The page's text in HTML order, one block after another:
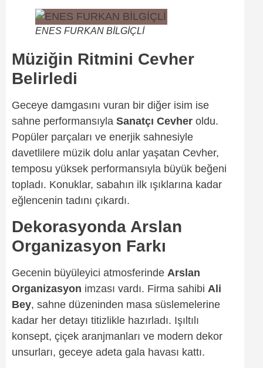
ENES FURKAN BİLGİÇLİ
Müziğin Ritmini Cevher
Belirledi
Geceye damgasını vuran bir diğer isim ise
sahne performansıyla Sanatçı Cevher oldu.
Popüler parçaları ve enerjik sahnesiyle
davetlilere müzik dolu anlar yaşatan Cevher,
temposu yüksek performansıyla büyük beğeni
topladı. Konuklar, sabahın ilk ışıklarına kadar
eğlencenin tadını çıkardı.
Dekorasyonda Arslan
Organizasyon Farkı
Gecenin büyüleyici atmosferinde Arslan
Organizasyon imzası vardı. Firma sahibi Ali
Bey, sahne düzeninden masa süslemelerine
kadar her detayı titizlikle hazırladı. Işıltılı
konsept, çiçek aranjmanları ve modern dekor
unsurları, geceye adeta gala havası kattı.